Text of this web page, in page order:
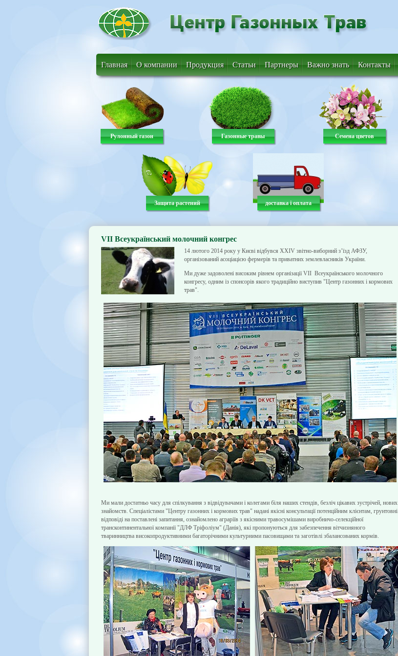
Главная О компании Продукция Статьи Партнеры Важно знать Контакты
Рулонный газон Газонные травы Семена цветов
Защита растений доставка і оплата
VII Всеукраїнський молочний конгрес
14 лютого 2014 року у Києві відбувся ХХІV звітно-виборний з’їзд АФЗУ,
організований асоціацією фермерів та приватних землевласників України.
Ми дуже задоволені високим рівнем організації VII Всеукраїнського молочного
конгресу, одним із спонсорів якого традиційно виступив "Центр газонних і кормових
трав".
Ми мали достатньо часу для спілкування з відвідувачами і колегами біля наших стендів, безліч цікавих зустрічей, нових
знайомств. Спеціалістами "Центру газонних і кормових трав" надані якісні консультації потенційним клієнтам, грунтовні
відповіді на поставлені запитання, ознайомлено аграріїв з якісними травосумішами виробничо-селекційної
трансконтинентальної компанії "ДЛФ Тріфоліум" (Данія), які пропонуються для забезпечення вітчизняного
тваринництва високопродуктивними багаторічними культурними пасовищами та заготівлі збалансованих кормів.